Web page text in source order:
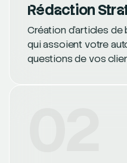
Rédaction
Création d’articles
qui assoient votre
questions de vos